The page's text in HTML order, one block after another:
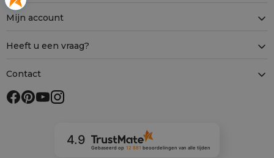
Mijn account
Heeft u een vraag?
Contact
4.9
Gebaseerd op 12 881 beoordelingen van alle tijden